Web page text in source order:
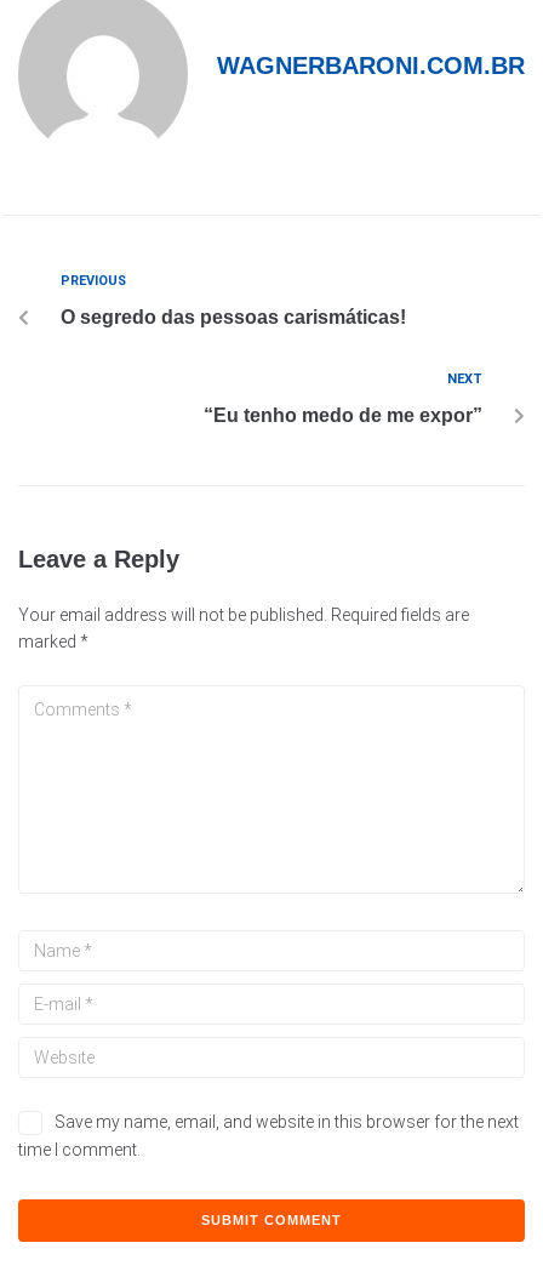
WAGNERBARONI.COM.BR
PREVIOUS
O segredo das pessoas carismáticas!
NEXT
“Eu tenho medo de me expor”
Leave a Reply
Your email address will not be published. Required fields are
marked *
Save my name, email, and website in this browser for the next
time I comment.